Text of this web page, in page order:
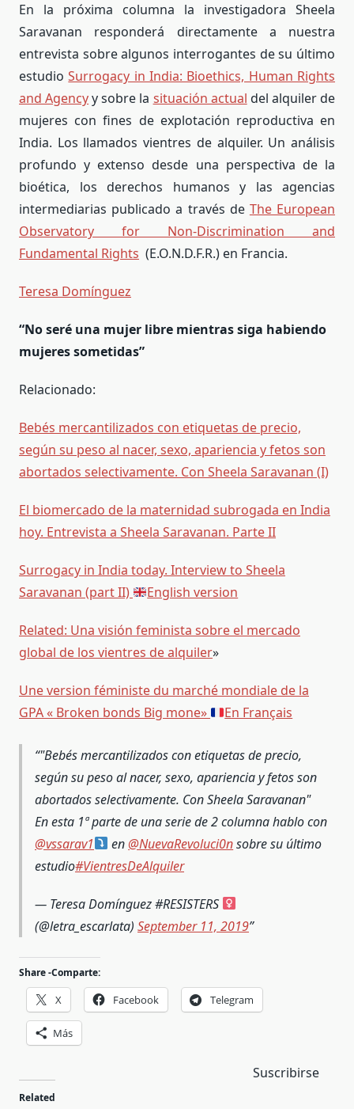
En la próxima columna la investigadora Sheela
Saravanan responderá directamente a nuestra
entrevista sobre algunos interrogantes de su último
estudioSurrogacy in India: Bioethics, Human Rights
and Agencyy sobre la situación actual del alquiler de
mujeres con fines de explotación reproductiva en
India. Los llamados vientres de alquiler. Un análisis
profundo y extenso desde una perspectiva de la
bioética, los derechos humanos y las agencias
intermediarias publicado a través de The European
Observatory for Non-Discrimination and
Fundamental Rights (E.O.N.D.F.R.) en Francia.
Teresa Domínguez
“No seré una mujer libre mientras siga habiendo
mujeres sometidas”
Relacionado:
Bebés mercantilizados con etiquetas de precio,
según su peso al nacer, sexo, apariencia y fetos son
abortados selectivamente. Con Sheela Saravanan (I)
El biomercado de la maternidad subrogada en India
hoy. Entrevista a Sheela Saravanan. Parte II
Surrogacy in India today. Interview to Sheela
Saravanan (part II)
English version
Related: Una visión feminista sobre el mercado
global de los vientres de alquiler»
Une version féministe du marché mondiale de la
GPA « Broken bonds Big mone»
En Français
"Bebés mercantilizados con etiquetas de precio,
según su peso al nacer, sexo, apariencia y fetos son
abortados selectivamente. Con Sheela Saravanan"
En esta 1ª parte de una serie de 2 columna hablo con
@vssarav1
en@NuevaRevoluci0nsobre su último
estudio#VientresDeAlquiler
— Teresa Domínguez #RESISTERS
(@letra_escarlata) September 11, 2019
Share -Comparte:
X Facebook Telegram
Más
Related
Suscribirse